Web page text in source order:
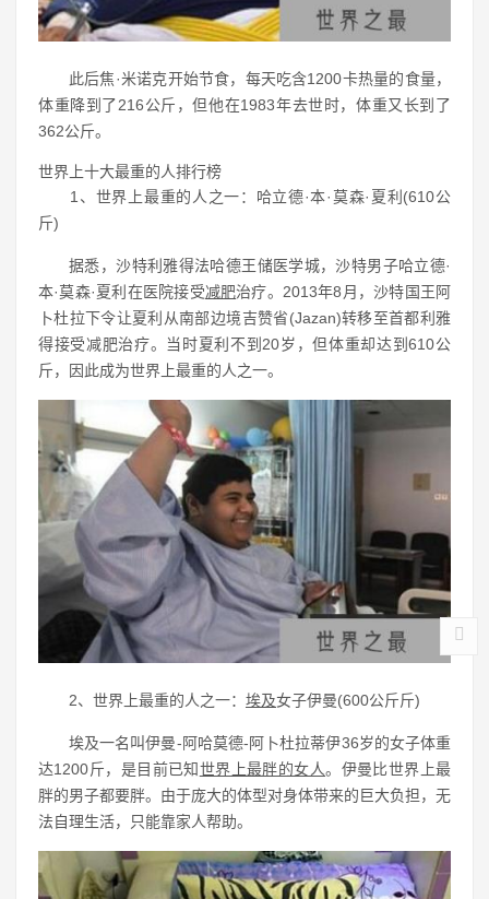
此后焦·米诺克开始节食，每天吃含1200卡热量的食量，
体重降到了216公斤，但他在1983年去世时，体重又长到了
362公斤。
世界上十大最重的人排行榜
1、世界上最重的人之一：哈立德·本·莫森·夏利(610公
斤)
据悉，沙特利雅得法哈德王储医学城，沙特男子哈立德·
本·莫森·夏利在医院接受减肥治疗。2013年8月，沙特国王阿
卜杜拉下令让夏利从南部边境吉赞省(Jazan)转移至首都利雅
得接受减肥治疗。当时夏利不到20岁，但体重却达到610公
斤，因此成为世界上最重的人之一。
2、世界上最重的人之一： 埃及女子伊曼(600公斤斤)
埃及一名叫伊曼-阿哈莫德-阿卜杜拉蒂伊36岁的女子体重
达1200斤，是目前已知世界上最胖的女人。伊曼比世界上最
胖的男子都要胖。由于庞大的体型对身体带来的巨大负担，无
法自理生活，只能靠家人帮助。